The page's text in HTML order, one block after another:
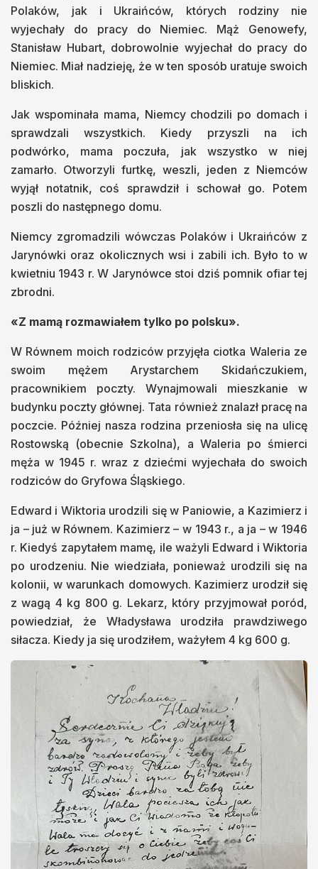
Polaków, jak i Ukraińców, których rodziny nie
wyjechały do pracy do Niemiec. Mąż Genowefy,
Stanisław Hubart, dobrowolnie wyjechał do pracy do
Niemiec. Miał nadzieję, że w ten sposób uratuje swoich
bliskich.
Jak wspominała mama, Niemcy chodzili po domach i
sprawdzali wszystkich. Kiedy przyszli na ich
podwórko, mama poczuła, jak wszystko w niej
zamarło. Otworzyli furtkę, weszli, jeden z Niemców
wyjął notatnik, coś sprawdził i schował go. Potem
poszli do następnego domu.
Niemcy zgromadzili wówczas Polaków i Ukraińców z
Jarynówki oraz okolicznych wsi i zabili ich. Było to w
kwietniu 1943 r. W Jarynówce stoi dziś pomnik ofiar tej
zbrodni.
«Z mamą rozmawiałem tylko po polsku».
W Równem moich rodziców przyjęła ciotka Waleria ze
swoim mężem Arystarchem Skidańczukiem,
pracownikiem poczty. Wynajmowali mieszkanie w
budynku poczty głównej. Tata również znalazł pracę na
poczcie. Później nasza rodzina przeniosła się na ulicę
Rostowską (obecnie Szkolna), a Waleria po śmierci
męża w 1945 r. wraz z dziećmi wyjechała do swoich
rodziców do Gryfowa Śląskiego.
Edward i Wiktoria urodzili się w Paniowie, a Kazimierz i
ja – już w Równem. Kazimierz – w 1943 r., a ja – w 1946
r. Kiedyś zapytałem mamę, ile ważyli Edward i Wiktoria
po urodzeniu. Nie wiedziała, ponieważ urodzili się na
kolonii, w warunkach domowych. Kazimierz urodził się
z wagą 4 kg 800 g. Lekarz, który przyjmował poród,
powiedział, że Władysława urodziła prawdziwego
siłacza. Kiedy ja się urodziłem, ważyłem 4 kg 600 g.